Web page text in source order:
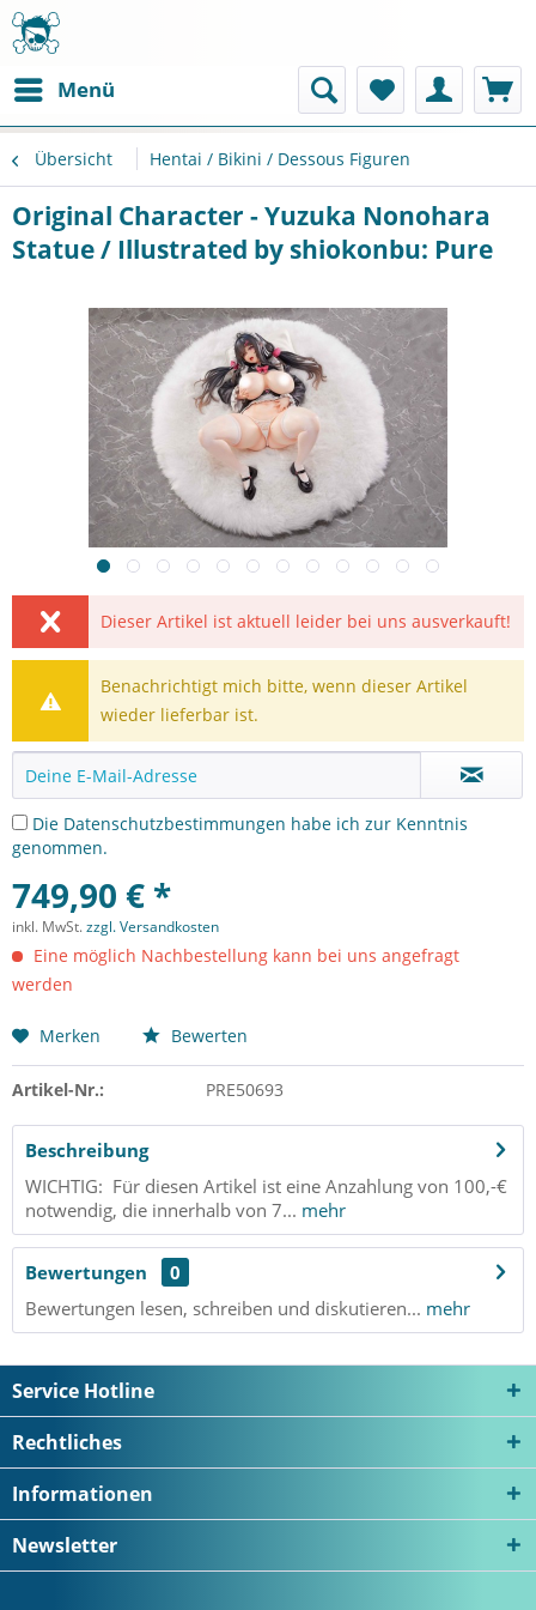
Menü
Übersicht Hentai / Bikini / Dessous Figuren
Original Character - Yuzuka Nonohara
Statue / Illustrated by shiokonbu: Pure
Dieser Artikel ist aktuell leider bei uns ausverkauft!
Benachrichtigt mich bitte, wenn dieser Artikel
wieder lieferbar ist.
Die Datenschutzbestimmungen habe ich zur Kenntnis
genommen.
749,90 € *
inkl. MwSt.zzgl. Versandkosten
Eine möglich Nachbestellung kann bei uns angefragt
werden
Merken Bewerten
Artikel-Nr.: PRE50693
Beschreibung
WICHTIG: Für diesen Artikel ist eine Anzahlung von 100,-€
notwendig, die innerhalb von 7... mehr
Bewertungen
0
Bewertungen lesen, schreiben und diskutieren... mehr
Service Hotline
Rechtliches
Informationen
Newsletter